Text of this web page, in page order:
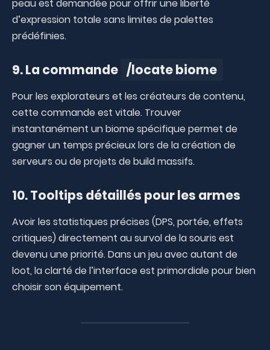
peau est demandée pour offrir une liberté
d’expression totale sans limites de palettes
prédéfinies.
9. La commande /locate biome
Pour les explorateurs et les créateurs de contenu,
cette commande est vitale. Trouver
instantanément un biome spécifique permet de
gagner un temps précieux lors de la création de
serveurs ou de projets de build massifs.
10. Tooltips détaillés pour les armes
Avoir les statistiques précises (DPS, portée, effets
critiques) directement au survol de la souris est
devenu une priorité. Dans un jeu avec autant de
loot, la clarté de l’interface est primordiale pour bien
choisir son équipement.